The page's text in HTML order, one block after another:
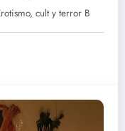
cult y terror B